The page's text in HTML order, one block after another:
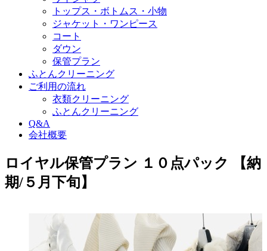
トップス・ボトムス・小物
ジャケット・ワンピース
コート
ダウン
保管プラン
ふとんクリーニング
ご利用の流れ
衣類クリーニング
ふとんクリーニング
Q&A
会社概要
ロイヤル保管プラン １０点パック 【納
期/５月下旬】